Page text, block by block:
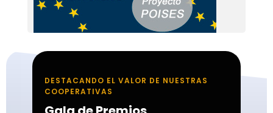
DESTACANDO EL VALOR DE NUESTRAS
COOPERATIVAS